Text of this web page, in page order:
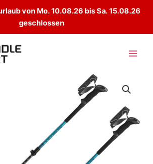
von Mo. 10.08.26 bis Sa. 15.08.26
geschlossen